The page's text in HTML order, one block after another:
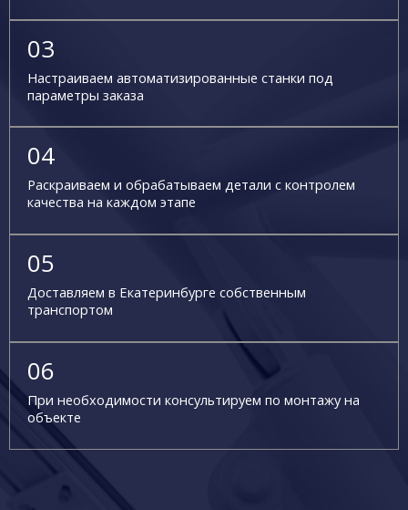
Настраиваем автоматизированные станки под
параметры заказа
Раскраиваем и обрабатываем детали с контролем
качества на каждом этапе
Доставляем в Екатеринбурге собственным
транспортом
При необходимости консультируем по монтажу на
объекте